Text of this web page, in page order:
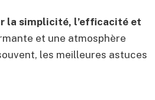
la simplicité, l’efficacité et
et une atmosphère
les meilleures astuces